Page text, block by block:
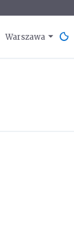
Warszawa